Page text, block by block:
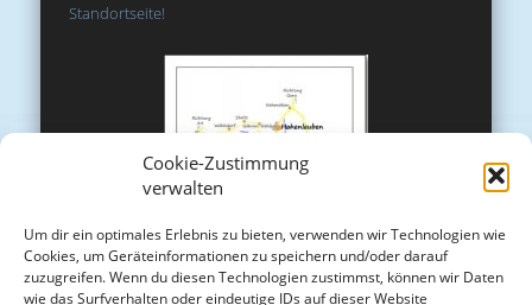
Cookie-Zustimmung
verwalten
Um dir ein optimales Erlebnis zu bieten, verwenden wir Technologien wie
Cookies, um Geräteinformationen zu speichern und/oder darauf
zuzugreifen. Wenn du diesen Technologien zustimmst, können wir Daten
wie das Surfverhalten oder eindeutige IDs auf dieser Website
Standortseite!